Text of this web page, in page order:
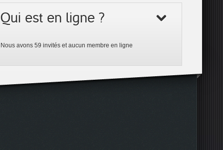
Qui est en ligne ?
Nous avons 59 invités et aucun membre en ligne